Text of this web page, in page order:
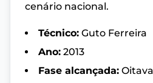
cenário nacional.
Técnico: Guto Ferreira
Ano: 2013
Fase alcançada: